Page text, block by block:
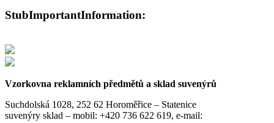
StubImportantInformation:
Vzorkovna reklamních předmětů a sklad suvenýrů
Suchdolská 1028, 252 62 Horoměřice – Statenice
suvenýry sklad – mobil: +420 736 622 619, e-mail: